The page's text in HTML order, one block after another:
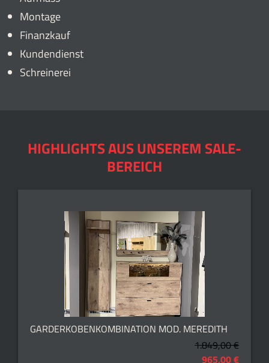
Montage
Finanzkauf
Kundendienst
Schreinerei
HIGHLIGHTS AUS UNSEREM SALE-
BEREICH
GARDERKOBENKOMBINATION MOD. MEREDITH
1.849,00 €
965,00 €